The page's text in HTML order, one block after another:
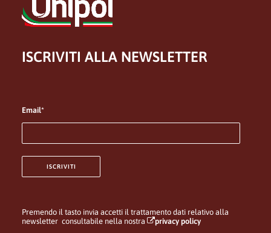
ISCRIVITI ALLA NEWSLETTER
Email*
Premendo il tasto invia accetti il trattamento dati relativo alla
newsletter consultabile nella nostra
privacy policy